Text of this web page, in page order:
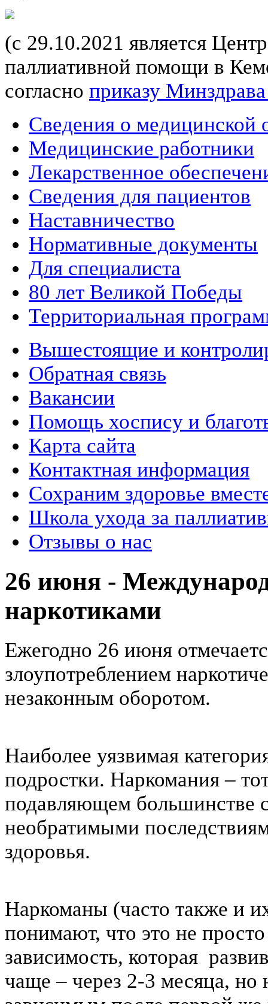
(с 29.10.2021 является
паллиативной помощи в
согласно приказу
Сведения о медицинской
Медицинские работники
Лекарственное
Сведения для пациентов
Наставничество
Нормативные документы
Для специалиста
80 лет Великой Победы
Территориальная
Вышестоящие и
Обратная связь
Вакансии
Помощь хоспису и
Карта сайта
Контактная информация
Сохраним здоровье
Школа ухода за
Отзывы о нас
26 июня -
наркотиками
Ежегодно 26 июня
злоупотреблением
незаконным оборотом.
Наиболее уязвимая
подростки. Наркомания –
подавляющем большинстве
необратимыми
здоровья.
Наркоманы (часто также и
понимают, что это не
зависимость, которая
чаще – через 2-3 месяца, но